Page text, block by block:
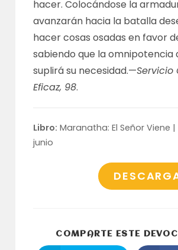
hacer. Colocándose la
avanzarán hacia la batalla
hacer cosas osadas en favor
sabiendo que la omnipotencia
suplirá su necesidad.—Servicio
Eficaz, 98.
Libro: Maranatha: El Señor Viene |
junio
COMPARTE ESTE